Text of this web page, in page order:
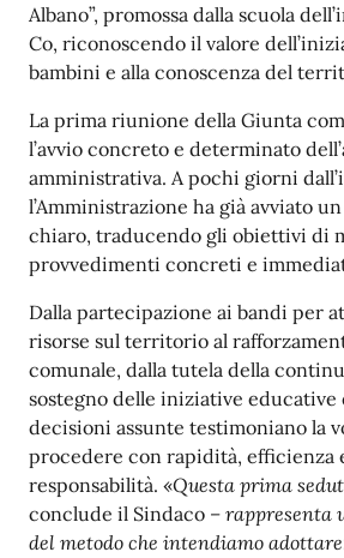
Albano”, promossa dalla scuola
Co, riconoscendo il valore
bambini e alla conoscenza del
La prima riunione della Giunta
l’avvio concreto e determinato
amministrativa. A pochi giorni
l’Amministrazione ha già avviato
chiaro, traducendo gli obiettivi di
provvedimenti concreti e
Dalla partecipazione ai bandi per
risorse sul territorio al
comunale, dalla tutela della
sostegno delle iniziative educative
decisioni assunte testimoniano la
procedere con rapidità, efficienza
responsabilità. «Questa prima
conclude il Sindaco – rappresenta
del metodo che intendiamo